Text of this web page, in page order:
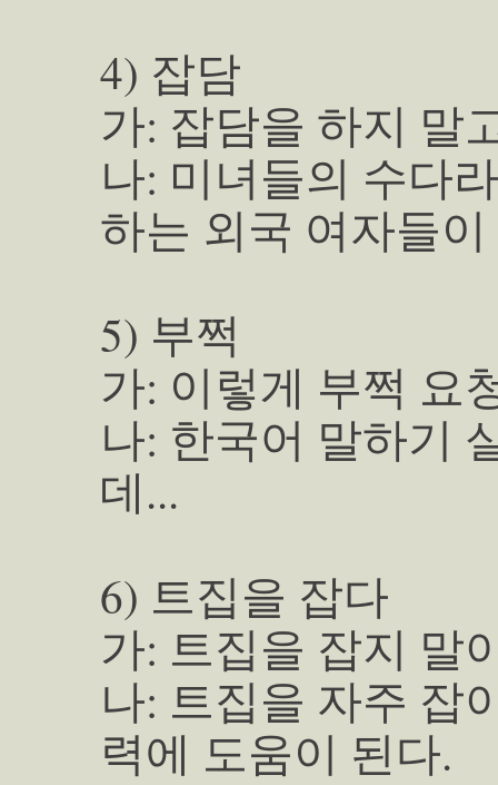
4) 잡담
가: 잡담을 하지 말
나: 미녀들의 수다
하는 외국 여자들
5) 부쩍
가: 이렇게 부쩍 요
나: 한국어 말하기
데...
6) 트집을 잡다
가: 트집을 잡지 말
나: 트집을 자주 잡
력에 도움이 된다.